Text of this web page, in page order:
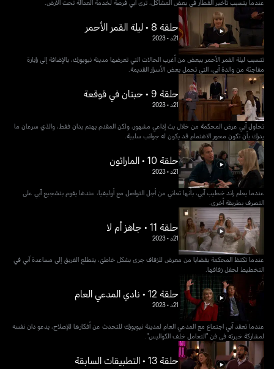
عندما يتسبب تأخير القطار في بعض المشاكل، ترى آبي فرصة لخدمة العدالة تحت الأرض.
حلقة 8 • ليلة القمر الأحمر
21د •
2023
تتسبب ليلة القمر الأحمر ببعض من أغرب الحالات التي تعرضها مدينة نيويورك، بالإضافة إلى زايارة
مفاجئة من والدة آبي، التي تحمل بعض الأسرار القديمة.
حلقة 9 • حبتان في قوقعة
21د •
2023
تحاول آبي عرض المحكمة من خلال بث إذاعي مشهور، ولكن المقدم يهتم بدان فقط، والذي سرعان ما
يدرك بأن تكون محور الاهتمام قد يكون له جوانب سلبية.
حلقة 10 • الماراثون
21د •
2023
عندما يعلم راند خطيب آبي، بأنها تعاني من أجل التواصل مع أوليفيا، عندها يقوم بتشجيع آبي على
التصرف بطريقة أخرى.
حلقة 11 • جاهز أم لا
21د •
2023
عندما تكتظ المحكمة بقضايا من معرض للزفاف جرى بشكل خاطئ، يتطلع الفريق إلى مساعدة آبي في
التخطيط لحفل زفافها.
حلقة 12 • نادي المدعي العام
21د •
2023
عندما تعقد آبي اجتماع مع المدعي العام لمدينة نيويورك للتحدث عن أفكارها للإصلاح، يدعو دان نفسه
لمشاركة خبرته في فن "التعامل خلف الكواليس".
حلقة 13 • التطبيقات السابقة